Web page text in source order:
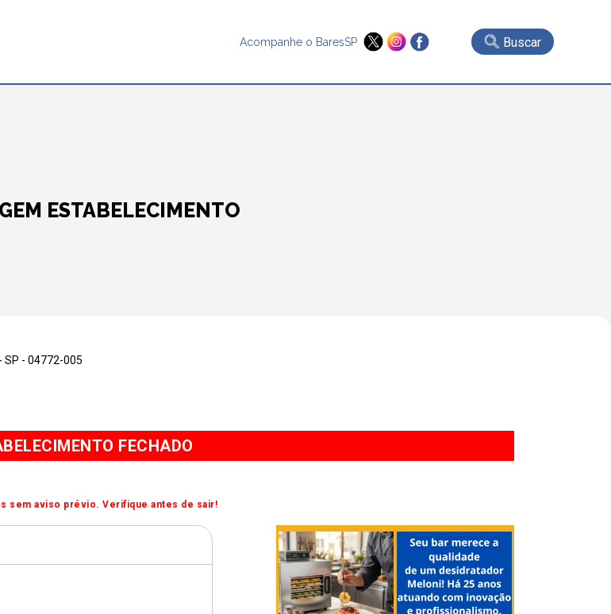
Acompanhe o BaresSP Buscar
ESTABELECIMENTO
SP - 04772-005
FECHADO
sem aviso prévio. Verifique antes de sair!